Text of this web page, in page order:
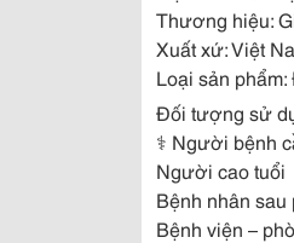
Thương hiệu:
Xuất xứ: Việt
Loại sản
Đối tượng sử
‍⚕️ Người bệnh
Người cao tuổi
Bệnh nhân sau
Bệnh viện –